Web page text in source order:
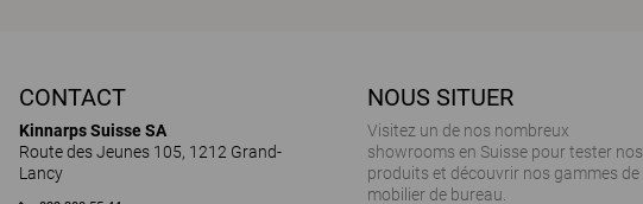
CONTACT
Kinnarps Suisse SA
Route des Jeunes 105, 1212 Grand-
Lancy
NOUS SITUER
Visitez un de nos nombreux
showrooms en Suisse pour tester nos
produits et découvrir nos gammes de
mobilier de bureau.